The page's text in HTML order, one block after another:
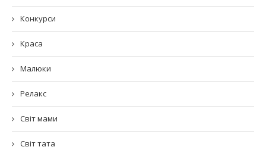
Конкурси
Краса
Малюки
Релакс
Світ мами
Світ тата